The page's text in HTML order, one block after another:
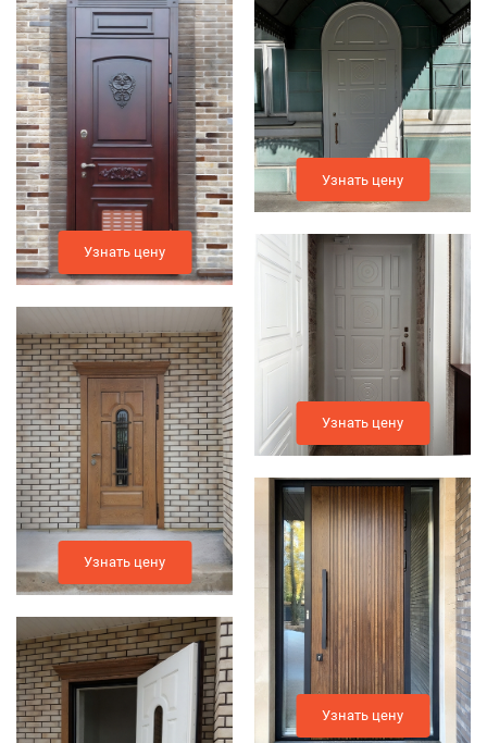
Узнать цену
Узнать цену
Узнать цену
Узнать цену
Узнать цену